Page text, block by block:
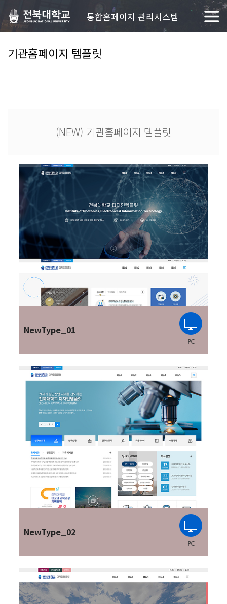
통합홈페이지 관리시스템
기관홈페이지 템플릿
(NEW) 기관홈페이지 템플릿
NewType_01
NewType_02